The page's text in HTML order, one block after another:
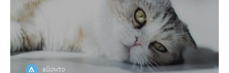
allowto